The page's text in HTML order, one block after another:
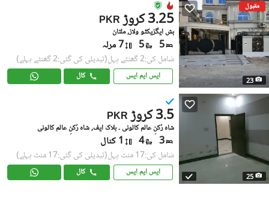
مقبول
23
PKR 3.25 کروڑ
بش ایگزیکٹو ولاز, ملتان
5
5 7 مرلہ
شامل کی:2 گھنٹے پہل (تبدیلی کی گئی:2 گھنٹے پہلے)
ایس ایم ایس کال
25
PKR 3.5 کروڑ
شاہ رُکنِِ عالم کالونی ۔ بلاک ایف, شاہ رُکنِ عالم کالونی
3
4 1 کنال
شامل کی:17 منٹ پہل (تبدیلی کی گئی:17 منٹ پہلے)
ایس ایم ایس کال